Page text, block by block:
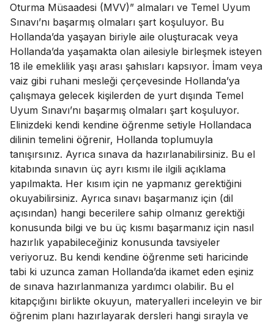
Oturma Müsaadesi (MVV)” almaları ve Temel Uyum
Sınavı’nı başarmış olmaları şart koşuluyor. Bu
Hollanda’da yaşayan biriyle aile oluşturacak veya
Hollanda’da yaşamakta olan ailesiyle birleşmek isteyen
18 ile emeklilik yaşı arası şahısları kapsıyor. İmam veya
vaiz gibi ruhani mesleği çerçevesinde Hollanda’ya
çalışmaya gelecek kişilerden de yurt dışında Temel
Uyum Sınavı’nı başarmış olmaları şart koşuluyor.
Elinizdeki kendi kendine öğrenme setiyle Hollandaca
dilinin temelini öğrenir, Hollanda toplumuyla
tanışırsınız. Ayrıca sınava da hazırlanabilirsiniz. Bu el
kitabında sınavın üç ayrı kısmı ile ilgili açıklama
yapılmakta. Her kısım için ne yapmanız gerektiğini
okuyabilirsiniz. Ayrıca sınavı başarmanız için (dil
açısından) hangi becerilere sahip olmanız gerektiği
konusunda bilgi ve bu üç kısmı başarmanız için nasıl
hazırlık yapabileceğiniz konusunda tavsiyeler
veriyoruz. Bu kendi kendine öğrenme seti haricinde
tabi ki uzunca zaman Hollanda’da ikamet eden eşiniz
de sınava hazırlanmanıza yardımcı olabilir. Bu el
kitapçığını birlikte okuyun, materyalleri inceleyin ve bir
öğrenim planı hazırlayarak dersleri hangi sırayla ve